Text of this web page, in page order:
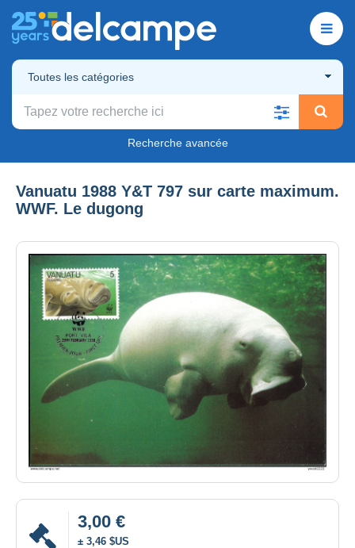
Toutes les catégories
Recherche avancée
Vanuatu 1988 Y&T 797 sur carte maximum.
WWF. Le dugong
3,00 €
± 3,46 $US